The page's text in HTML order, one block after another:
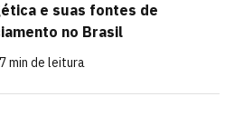
e suas fontes de
no Brasil
min de leitura